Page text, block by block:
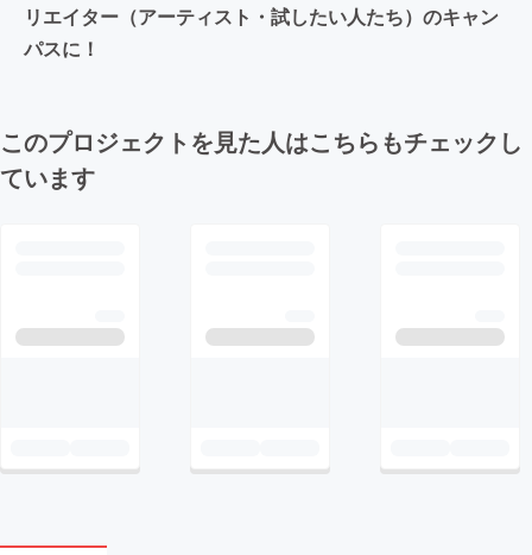
リエイター（アーティスト・試したい人たち）のキャン
パスに！
このプロジェクトを見た人はこちらもチェックし
ています